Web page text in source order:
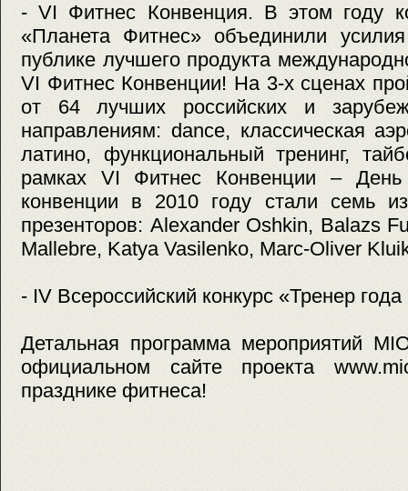
- VI Фитнес Конвенция. В этом году
«Планета Фитнес» объединили
публике лучшего продукта
VI Фитнес Конвенции! На 3-х сценах
от 64 лучших российских и
направлениям: dance, классическая
латино, функциональный тренинг,
рамках VI Фитнес Конвенции –
конвенции в 2010 году стали семь
презенторов: Alexander Oshkin, Balazs
Mallebre, Katya Vasilenko, Marc-Oliver
- IV Всероссийский конкурс «Тренер
Детальная программа мероприятий
официальном сайте проекта
празднике фитнеса!